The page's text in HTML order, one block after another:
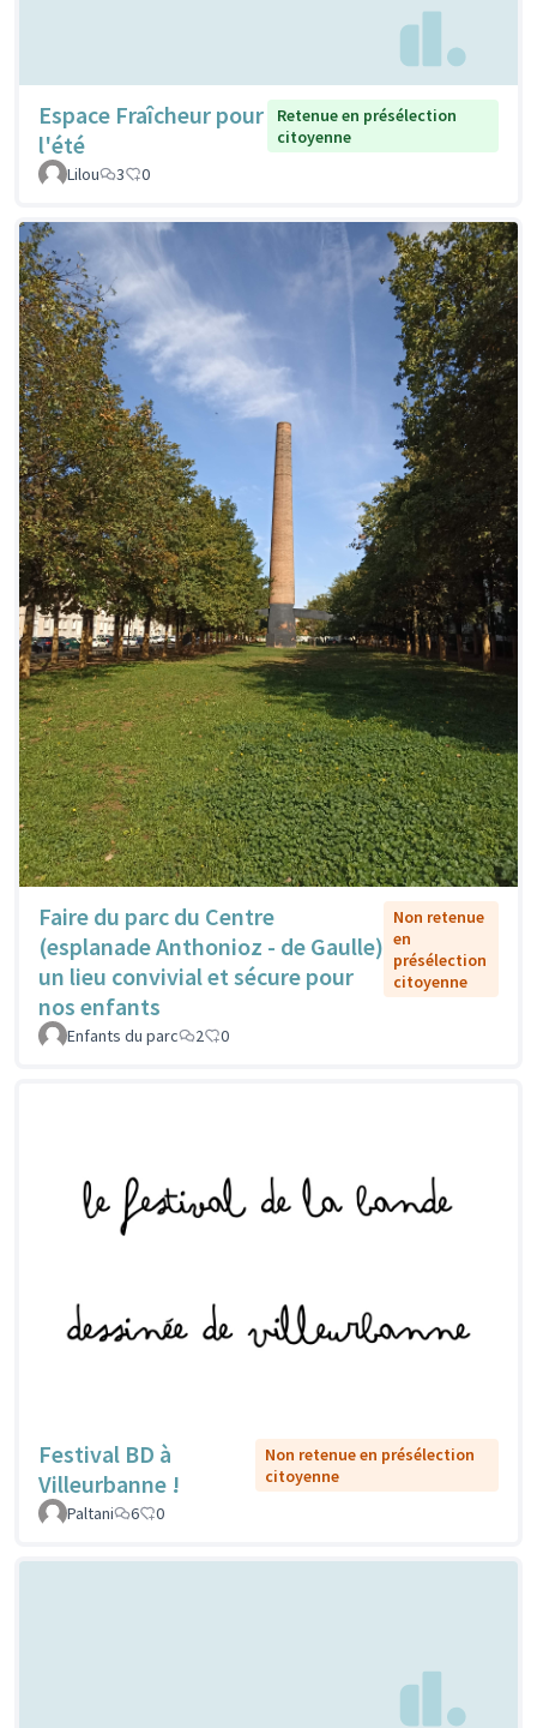
Espace Fraîcheur pour
l'été
Retenue en présélection
citoyenne
Lilou
3 0
Faire du parc du Centre
(esplanade Anthonioz - de Gaulle)
un lieu convivial et sécure pour
nos enfants
Non retenue
en
présélection
citoyenne
Enfants du parc 2 0
Festival BD à
Villeurbanne !
Non retenue en présélection
citoyenne
Paltani
6 0